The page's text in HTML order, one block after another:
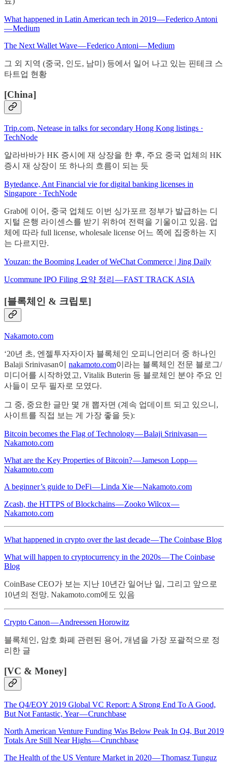
What happened in Latin American tech in 2019 — Federico Antoni
— Medium
The Next Wallet Wave — Federico Antoni — Medium
그 외 지역 (중국, 인도, 남미) 등에서 일어 나고 있는 핀테크 스
타트업 현황
[China]
Trip.com, Netease in talks for secondary Hong Kong listings ·
TechNode
알라바바가 HK 증시에 재 상장을 한 후, 주요 중국 업체의 HK
증시 재 상장이 또 하나의 흐름이 되는 듯
Bytedance, Ant Financial vie for digital banking licenses in
Singapore · TechNode
Grab에 이어, 중국 업체도 이번 싱가포르 정부가 발급하는 디
지털 은행 라이센스를 받기 위하여 전력을 기울이고 있음. 업
체에 따라 full license, wholesale license 어느 쪽에 집중하는 지
는 다르지만.
Youzan: the Booming Leader of WeChat Commerce | Jing Daily
Ucommune IPO Filing 요약 정리 — FAST TRACK ASIA
[블록체인 & 크립토]
Nakamoto.com
‘20년 초, 엔젤투자자이자 블록체인 오피니언리더 중 하나인
Balaji Srinivasan이 nakamoto.com이라는 블록체인 전문 블로그/
미디어를 시작하였고, Vitalik Buterin 등 블로체인 분야 주요 인
사들이 모두 필자로 모였다.
그 중, 중요한 글만 몇 개 뽑자면 (계속 업데이트 되고 있으니,
사이트를 직접 보는 게 가장 좋을 듯):
Bitcoin becomes the Flag of Technology — Balaji Srinivasan —
Nakamoto.com
What are the Key Properties of Bitcoin? — Jameson Lopp —
Nakamoto.com
A beginner’s guide to DeFi — Linda Xie — Nakamoto.com
Zcash, the HTTPS of Blockchains — Zooko Wilcox —
Nakamoto.com
What happened in crypto over the last decade — The Coinbase Blog
What will happen to cryptocurrency in the 2020s — The Coinbase
Blog
CoinBase CEO가 보는 지난 10년간 일어난 일, 그리고 앞으로
10년의 전망. Nakamoto.com에도 있음
Crypto Canon — Andreessen Horowitz
블록체인, 암호 화폐 관련된 용어, 개념을 가장 포괄적으로 정
리한 글
[VC & Money]
The Q4/EOY 2019 Global VC Report: A Strong End To A Good,
But Not Fantastic, Year — Crunchbase
North American Venture Funding Was Below Peak In Q4, But 2019
Totals Are Still Near Highs — Crunchbase
The Health of the US Venture Market in 2020 — Thomasz Tunguz